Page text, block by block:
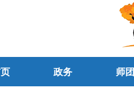
政务 师